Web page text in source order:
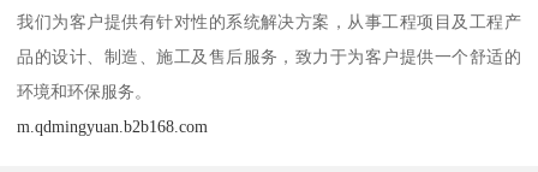
我们为客户提供有针对性的系统解决方案，从事工程项目及工程产
品的设计、制造、施工及售后服务，致力于为客户提供一个舒适的
环境和环保服务。
m.qdmingyuan.b2b168.com